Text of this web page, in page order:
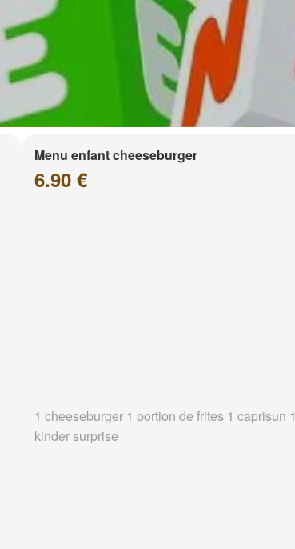
Menu enfant cheeseburger
6.90 €
1 cheeseburger 1 portion de frites 1 caprisun 1
kinder surprise